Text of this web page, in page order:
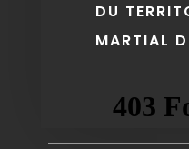
DU
MARTIAL